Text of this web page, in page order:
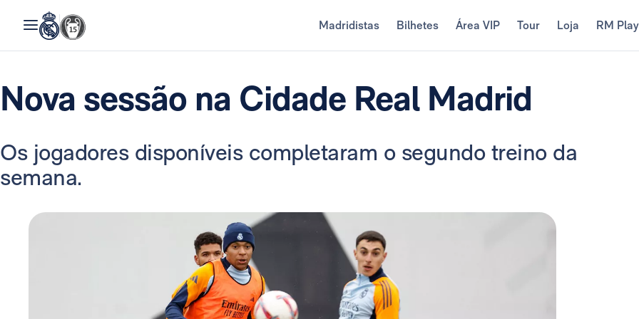
Madridistas Bilhetes Área VIP Tour Loja RM Play
Nova sessão na Cidade Real Madrid
Os jogadores disponíveis completaram o segundo treino da
semana.